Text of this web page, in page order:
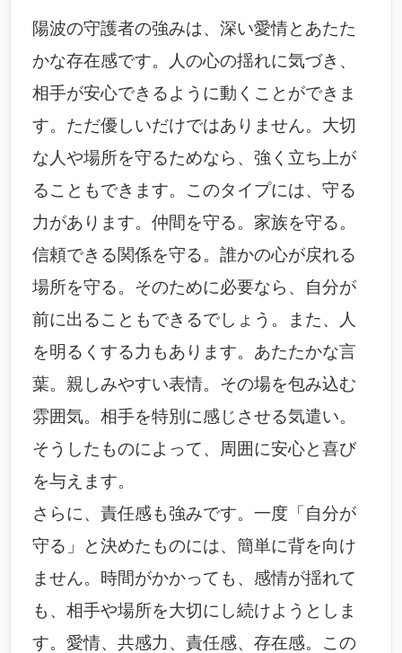
陽波の守護者の強みは、深い愛情とあたた
かな存在感です。人の心の揺れに気づき、
相手が安心できるように動くことができま
す。ただ優しいだけではありません。大切
な人や場所を守るためなら、強く立ち上が
ることもできます。このタイプには、守る
力があります。仲間を守る。家族を守る。
信頼できる関係を守る。誰かの心が戻れる
場所を守る。そのために必要なら、自分が
前に出ることもできるでしょう。また、人
を明るくする力もあります。あたたかな言
葉。親しみやすい表情。その場を包み込む
雰囲気。相手を特別に感じさせる気遣い。
そうしたものによって、周囲に安心と喜び
を与えます。
さらに、責任感も強みです。一度「自分が
守る」と決めたものには、簡単に背を向け
ません。時間がかかっても、感情が揺れて
も、相手や場所を大切にし続けようとしま
す。愛情、共感力、責任感、存在感。この